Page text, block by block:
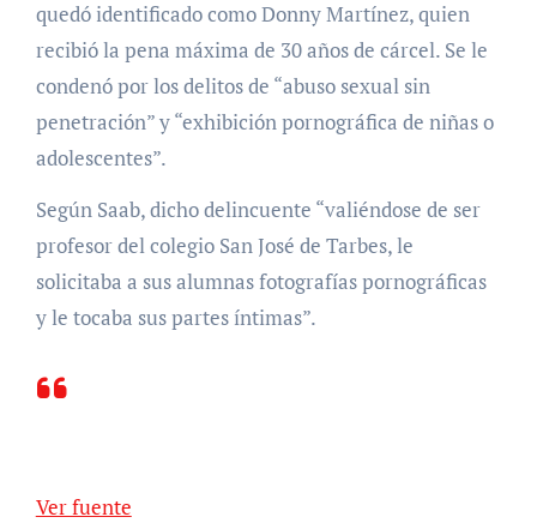
quedó identificado como Donny Martínez, quien
recibió la pena máxima de 30 años de cárcel. Se le
condenó por los delitos de “abuso sexual sin
penetración” y “exhibición pornográfica de niñas o
adolescentes”.
Según Saab, dicho delincuente “valiéndose de ser
profesor del colegio San José de Tarbes, le
solicitaba a sus alumnas fotografías pornográficas
y le tocaba sus partes íntimas”.
Ver fuente